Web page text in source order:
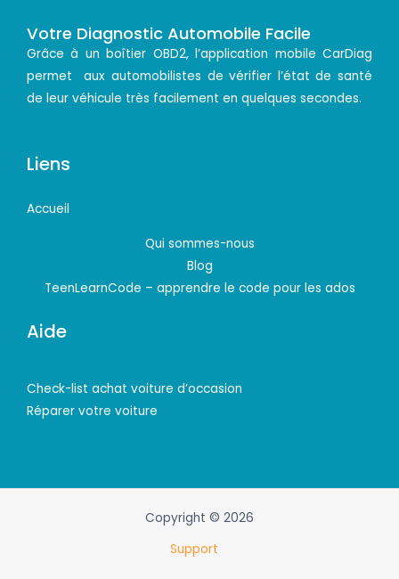
Votre Diagnostic Automobile Facile
Grâce à un boîtier OBD2, l’application mobile CarDiag
permet aux automobilistes de vérifier l’état de santé
de leur véhicule très facilement en quelques secondes.
Liens
Accueil
Qui sommes-nous
Blog
TeenLearnCode – apprendre le code pour les ados
Aide
Check-list achat voiture d’occasion
Réparer votre voiture
Copyright © 2026
Support